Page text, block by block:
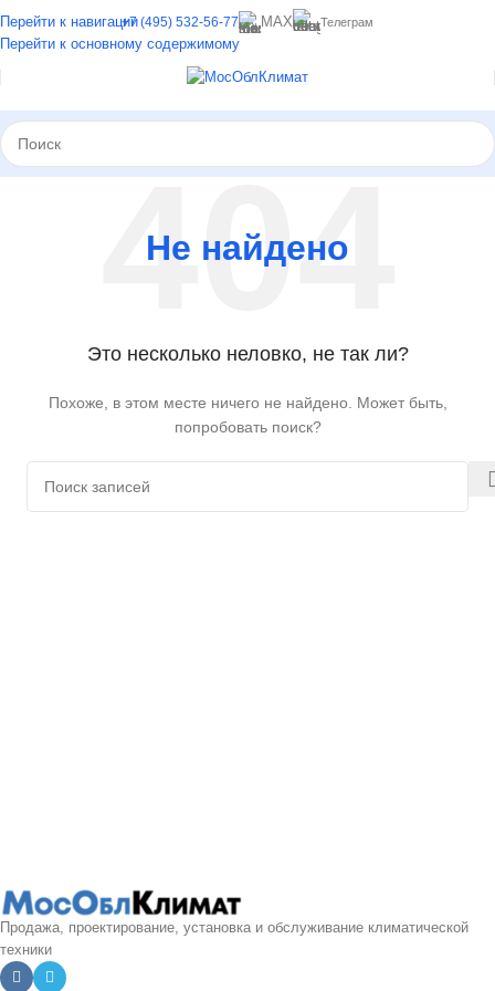
Перейти к навигации
Перейти к основному содержимому
+7 (495) 532-56-77 MAX Телеграм
Не найдено
Это несколько неловко, не так ли?
Похоже, в этом месте ничего не найдено. Может быть,
попробовать поиск?
Продажа, проектирование, установка и обслуживание климатической
техники